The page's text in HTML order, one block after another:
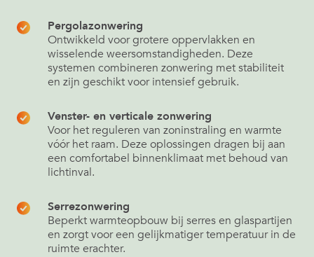
Pergolazonwering
Ontwikkeld voor grotere oppervlakken en
wisselende weersomstandigheden. Deze
systemen combineren zonwering met stabiliteit
en zijn geschikt voor intensief gebruik.
Venster- en verticale zonwering
Voor het reguleren van zoninstraling en warmte
vóór het raam. Deze oplossingen dragen bij aan
een comfortabel binnenklimaat met behoud van
lichtinval.
Serrezonwering
Beperkt warmteopbouw bij serres en glaspartijen
en zorgt voor een gelijkmatiger temperatuur in de
ruimte erachter.